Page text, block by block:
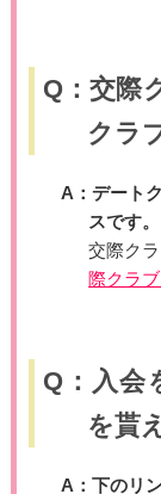
Q：交際
クラ
A：デート
スです。
交際ク
際クラ
Q：入会
を貰
A：下のリ